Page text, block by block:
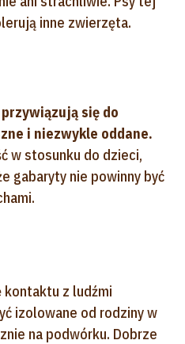
inne zwierzęta.
się do
i niezwykle oddane.
w stosunku do dzieci,
gabaryty nie powinny być
kontaktu z ludźmi
izolowane od rodziny w
na podwórku. Dobrze